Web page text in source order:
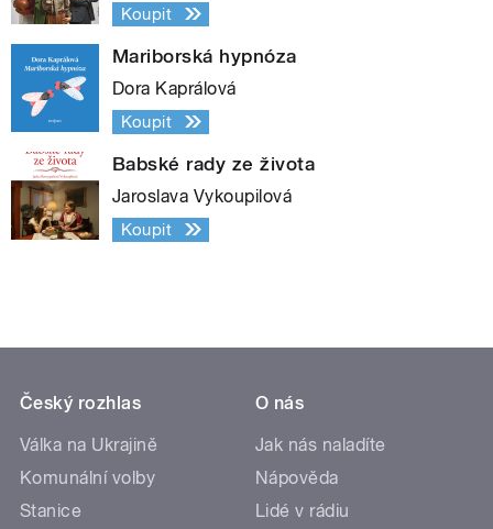
Koupit
Mariborská hypnóza
Dora Kaprálová
Koupit
Babské rady ze života
Jaroslava Vykoupilová
Koupit
Český rozhlas
Válka na Ukrajině
Komunální volby
Stanice
O nás
Jak nás naladíte
Nápověda
Lidé v rádiu